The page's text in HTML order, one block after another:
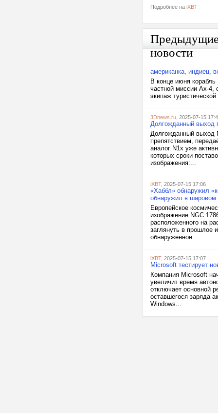
Подробнее на iXBT
новости
американка, индиец,
В конце июня
частной миссии Ax-4,
экипаж
3Dnews.ru , 2025-07-15
Долгожданный выход
Долгожданный выход
препятствием,
аналог N1x уже
которых сроки
изображения:...
iXBT, 2025-07-15 17:06
«Хаббл» обнаружил
обнаружил в шаровом
Европейское
изображение NGC
расположенного на
заглянуть в прошлое
обнаруженное...
iXBT, 2025-07-15 17:07
Microsoft тестирует
Компания Microsoft
увеличит время
отключает основной
оставшегося заряда
Windows...